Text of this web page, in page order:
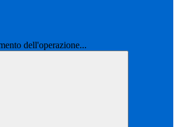
dell'operazione...